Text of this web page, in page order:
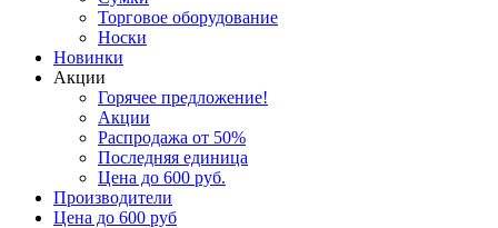
Торговое оборудование
Носки
Новинки
Акции
Горячее предложение!
Акции
Распродажа от 50%
Последняя единица
Цена до 600 руб.
Производители
Цена до 600 руб